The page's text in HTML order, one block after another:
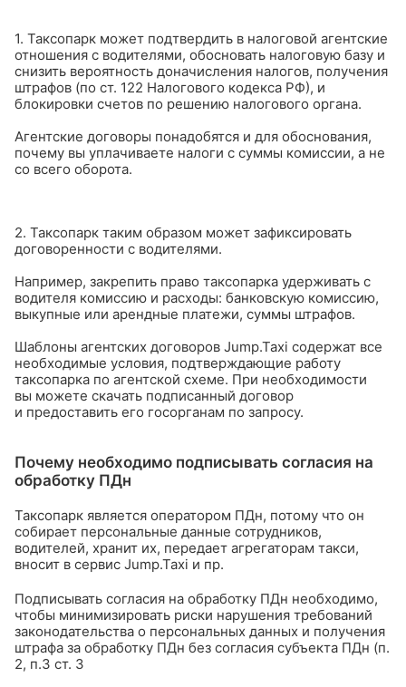
1. Таксопарк может подтвердить в налоговой агентские
отношения с водителями, обосновать налоговую базу и
снизить вероятность доначисления налогов, получения
штрафов (по ст. 122 Налогового кодекса РФ), и
блокировки счетов по решению налогового органа.
Агентские договоры понадобятся и для обоснования,
почему вы уплачиваете налоги с суммы комиссии, а не
со всего оборота.
2. Таксопарк таким образом может зафиксировать
договоренности с водителями.
Например, закрепить право таксопарка удерживать с
водителя комиссию и расходы: банковскую комиссию,
выкупные или арендные платежи, суммы штрафов.
Шаблоны агентских договоров Jump.Taxi содержат все
необходимые условия, подтверждающие работу
таксопарка по агентской схеме. При необходимости
вы можете скачать подписанный договор
и предоставить его госорганам по запросу.
Почему необходимо подписывать согласия на
обработку ПДн
Таксопарк является оператором ПДн, потому что он
собирает персональные данные сотрудников,
водителей, хранит их, передает агрегаторам такси,
вносит в сервис Jump.Taxi и пр.
Подписывать согласия на обработку ПДн необходимо,
чтобы минимизировать риски нарушения требований
законодательства о персональных данных и получения
штрафа за обработку ПДн без согласия субъекта ПДн (п.
2, п.3 ст. 3